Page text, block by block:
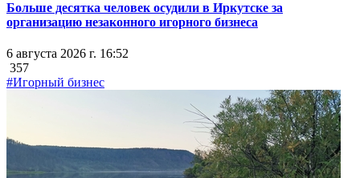
Больше десятка человек осудили в Иркутске за
организацию незаконного игорного бизнеса
6 августа 2026 г. 16:52
357
#Игорный бизнес